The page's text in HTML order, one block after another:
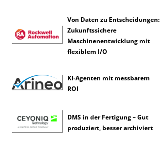
Von Daten zu Entscheidungen:
Zukunftssichere
Maschinenentwicklung mit
flexiblem I/O
KI-Agenten mit messbarem
ROI
DMS in der Fertigung – Gut
produziert, besser archiviert